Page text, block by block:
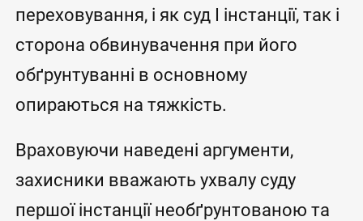
переховування, і як суд I інстанції, так і
сторона обвинувачення при його
обґрунтуванні в основному
опираються на тяжкість.
Враховуючи наведені аргументи,
захисники вважають ухвалу суду
першої інстанції необґрунтованою та